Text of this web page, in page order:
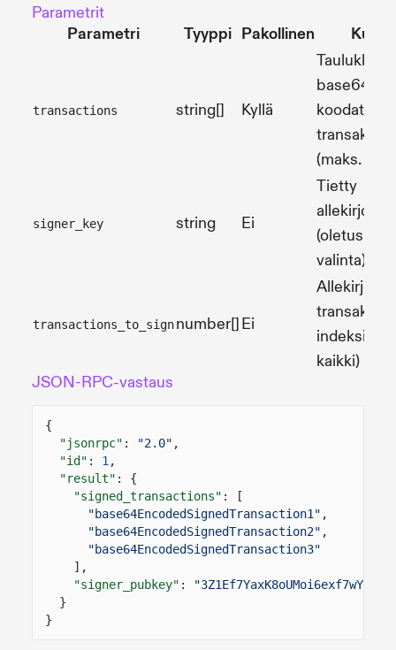
Parametrit
Parametri
Tyyppi Pakollinen
transactions string[] Kyllä
Taulukko
base64-
koodattuja
(maks. 5)
signer_key string Ei
Tietty
(oletus:
valinta)
transactions_to_signnumber[]Ei
indeksit
kaikki)
JSON-RPC-vastaus
{
"jsonrpc" : "2.0" ,
"id" : 1 ,
"result" : {
"signed_transactions" : [
"base64EncodedSignedTransaction1" ,
"base64EncodedSignedTransaction2" ,
"base64EncodedSignedTransaction3"
],
"signer_pubkey" :
}
}